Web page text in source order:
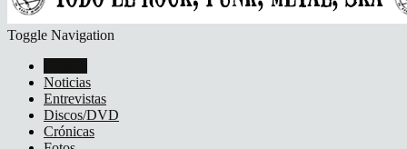
Toggle Navigation
Noticias
Entrevistas
Discos/DVD
Crónicas